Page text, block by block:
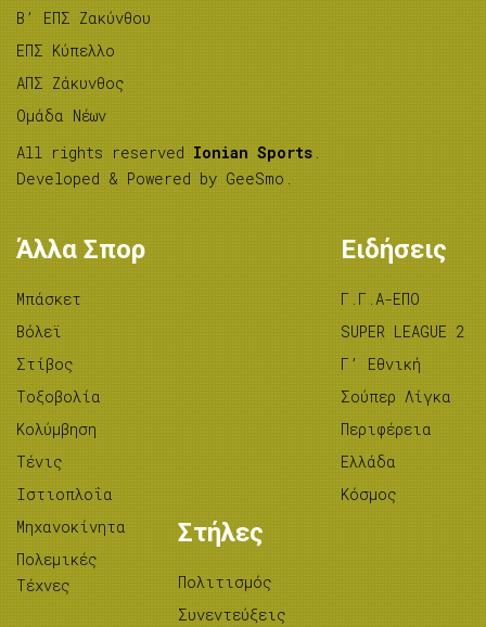
B’ ΕΠΣ Ζακύνθου
ΕΠΣ Κύπελλο
ΑΠΣ Ζάκυνθος
Ομάδα Νέων
All rights reserved Ionian Sports .
Developed & Powered by GeeSmo .
Άλλα Σπορ
Μπάσκετ
Βόλεϊ
Στίβος
Tοξοβολία
Κολύμβηση
Τένις
Ιστιοπλοΐα
Μηχανοκίνητα
Πολεμικές
Τέχνες
Ειδήσεις
Γ.Γ.Α-ΕΠΟ
SUPER LEAGUE 2
Γ’ Εθνική
Σούπερ Λίγκα
Περιφέρεια
Ελλάδα
Κόσμος
Στήλες
Πολιτισμός
Συνεντεύξεις